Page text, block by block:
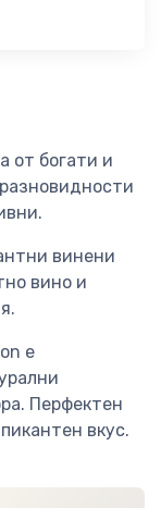
от богати и
винени
вино и
е
Перфектен
вкус.